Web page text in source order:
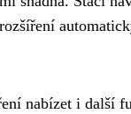
nabízet i další